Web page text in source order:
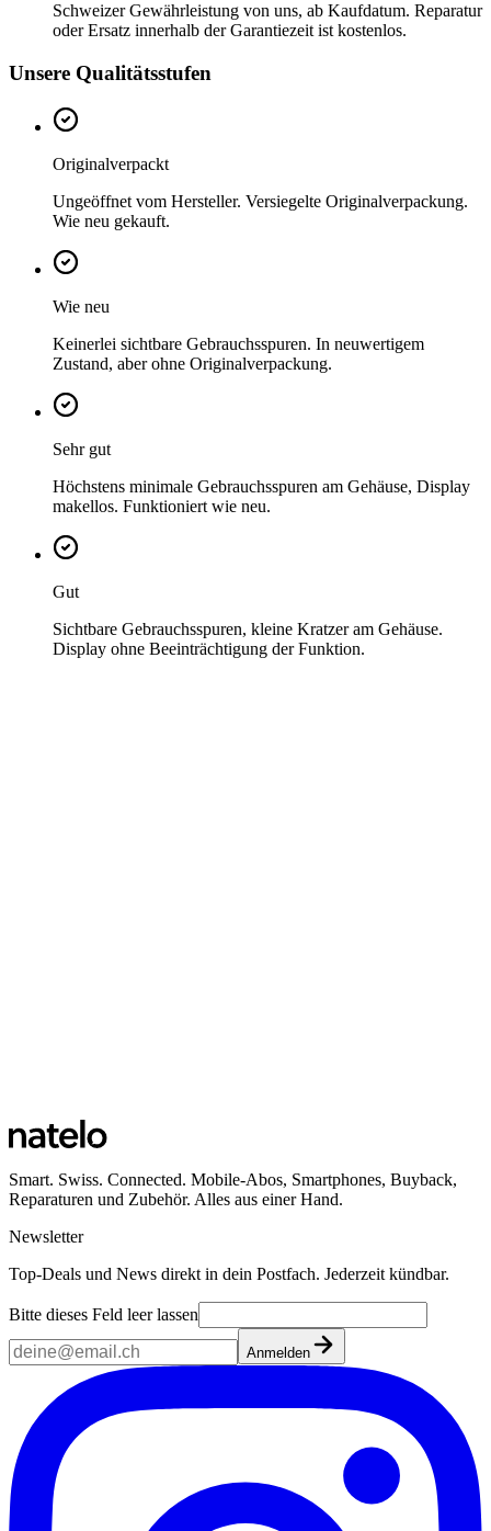
Schweizer Gewährleistung von uns, ab Kaufdatum. Reparatur
oder Ersatz innerhalb der Garantiezeit ist kostenlos.
Unsere Qualitätsstufen
Originalverpackt
Ungeöffnet vom Hersteller. Versiegelte Originalverpackung.
Wie neu gekauft.
Wie neu
Keinerlei sichtbare Gebrauchsspuren. In neuwertigem
Zustand, aber ohne Originalverpackung.
Sehr gut
Höchstens minimale Gebrauchsspuren am Gehäuse, Display
makellos. Funktioniert wie neu.
Gut
Sichtbare Gebrauchsspuren, kleine Kratzer am Gehäuse.
Display ohne Beeinträchtigung der Funktion.
Smart. Swiss. Connected. Mobile-Abos, Smartphones, Buyback,
Reparaturen und Zubehör. Alles aus einer Hand.
Newsletter
Top-Deals und News direkt in dein Postfach. Jederzeit kündbar.
Bitte dieses Feld leer lassen
Anmelden